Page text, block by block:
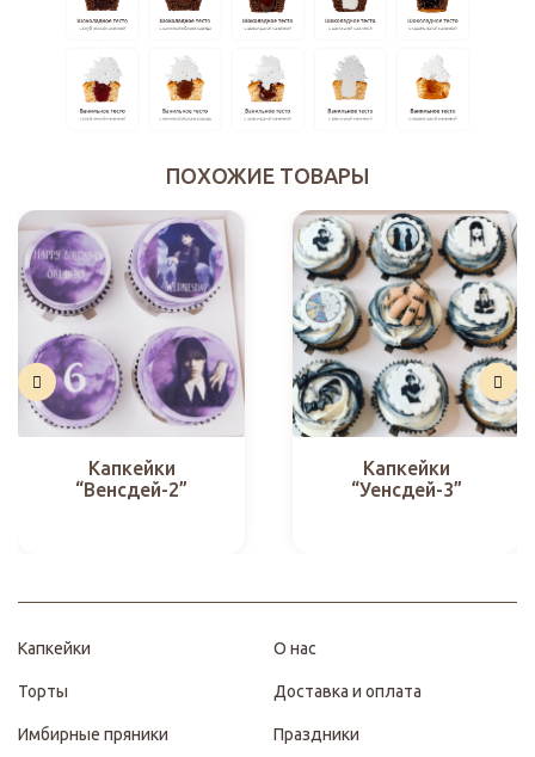
ПОХОЖИЕ ТОВАРЫ
Капкейки
“Венсдей-2”
Капкейки
“Уенсдей-3”
Капкейки
Торты
Имбирные пряники
О нас
Доставка и оплата
Праздники